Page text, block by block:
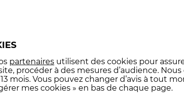
en coûtera 6 points. Précisons
perdus sur votre permis de conduire
l’amende de 1 500 à 3 750 euros.
le délai court à partir du
délai de récupération dépend tout
partenaires utilisent des cookies pour
procéder à des mesures d’audience. Nous
mois. Vous pouvez changer d’avis à tout
mes cookies » en bas de chaque page.